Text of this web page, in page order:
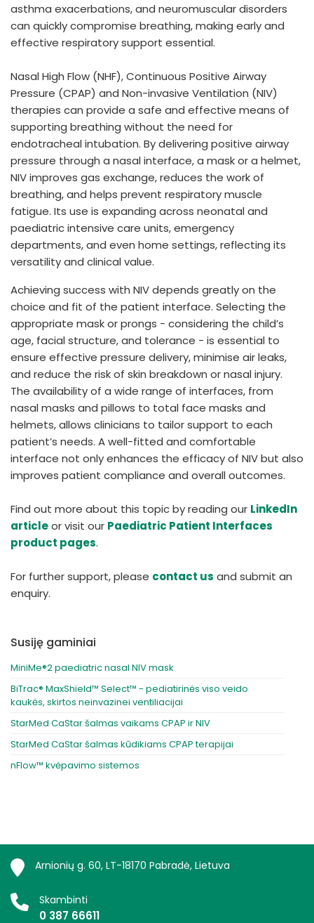
asthma exacerbations, and neuromuscular disorders
can quickly compromise breathing, making early and
effective respiratory support essential.
Nasal High Flow (NHF), Continuous Positive Airway
Pressure (CPAP) and Non-invasive Ventilation (NIV)
therapies can provide a safe and effective means of
supporting breathing without the need for
endotracheal intubation. By delivering positive airway
pressure through a nasal interface, a mask or a helmet,
NIV improves gas exchange, reduces the work of
breathing, and helps prevent respiratory muscle
fatigue. Its use is expanding across neonatal and
paediatric intensive care units, emergency
departments, and even home settings, reflecting its
versatility and clinical value.
Achieving success with NIV depends greatly on the
choice and fit of the patient interface. Selecting the
appropriate mask or prongs - considering the child’s
age, facial structure, and tolerance - is essential to
ensure effective pressure delivery, minimise air leaks,
and reduce the risk of skin breakdown or nasal injury.
The availability of a wide range of interfaces, from
nasal masks and pillows to total face masks and
helmets, allows clinicians to tailor support to each
patient’s needs. A well-fitted and comfortable
interface not only enhances the efficacy of NIV but also
improves patient compliance and overall outcomes.
Find out more about this topic by reading our LinkedIn
articleor visit our Paediatric Patient Interfaces
product pages.
For further support, please contact us and submit an
enquiry.
Susiję gaminiai
MiniMe®2 paediatric nasal NIV mask
BiTrac® MaxShield™ Select™ - pediatirinės viso veido
kaukės, skirtos neinvazinei ventiliacijai
StarMed CaStar šalmas vaikams CPAP ir NIV
StarMed CaStar šalmas kūdikiams CPAP terapijai
nFlow™ kvėpavimo sistemos
Arnionių g. 60, LT-18170 Pabradė, Lietuva
Skambinti
0 387 66611